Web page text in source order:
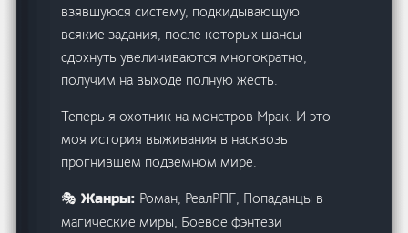
взявшуюся систему, подкидывающую
всякие задания, после которых шансы
сдохнуть увеличиваются многократно,
получим на выходе полную жесть.
Теперь я охотник на монстров Мрак. И это
моя история выживания в насквозь
прогнившем подземном мире.
🎭 Жанры: Роман, РеалРПГ, Попаданцы в
магические миры, Боевое фэнтези